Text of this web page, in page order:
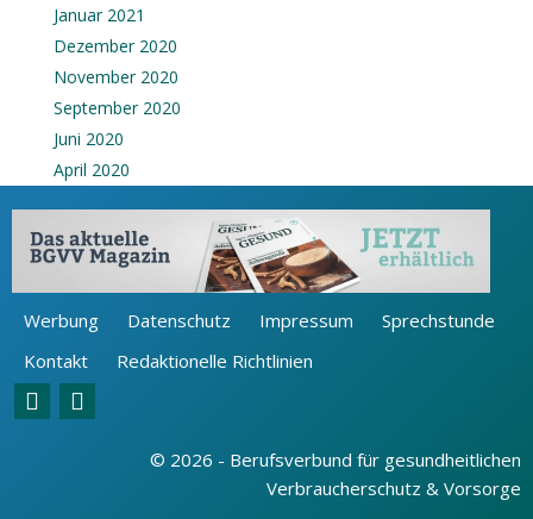
Januar 2021
Dezember 2020
November 2020
September 2020
Juni 2020
April 2020
Werbung Datenschutz Impressum
Sprechstunde
Kontakt
Redaktionelle Richtlinien
© 2026 - Berufsverbund für gesundheitlichen
Verbraucherschutz & Vorsorge